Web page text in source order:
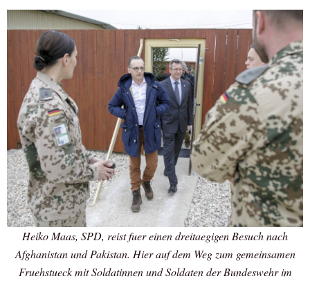
Heiko Maas, SPD, reist fuer einen dreitaegigen Besuch nach
Afghanistan und Pakistan. Hier auf dem Weg zum gemeinsamen
Fruehstueck mit Soldatinnen und Soldaten der Bundeswehr im